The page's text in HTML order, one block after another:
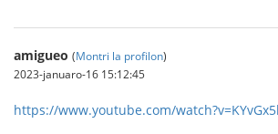
amigueo (Montri la profilon)
2023-januaro-16 15:12:45
https://www.youtube.com/